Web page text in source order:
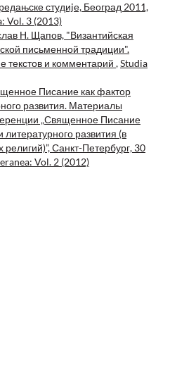
студиjе, Београд 2011,
Vol. 3 (2013)
Н. Щапов, "Византийская
письменной традиции".
текстов и комментарий ,Studia
Писание как фактор
развития. Материалы
„Священное Писание
литературного развития (в
Санкт-Петербург, 30
Vol. 2 (2012)